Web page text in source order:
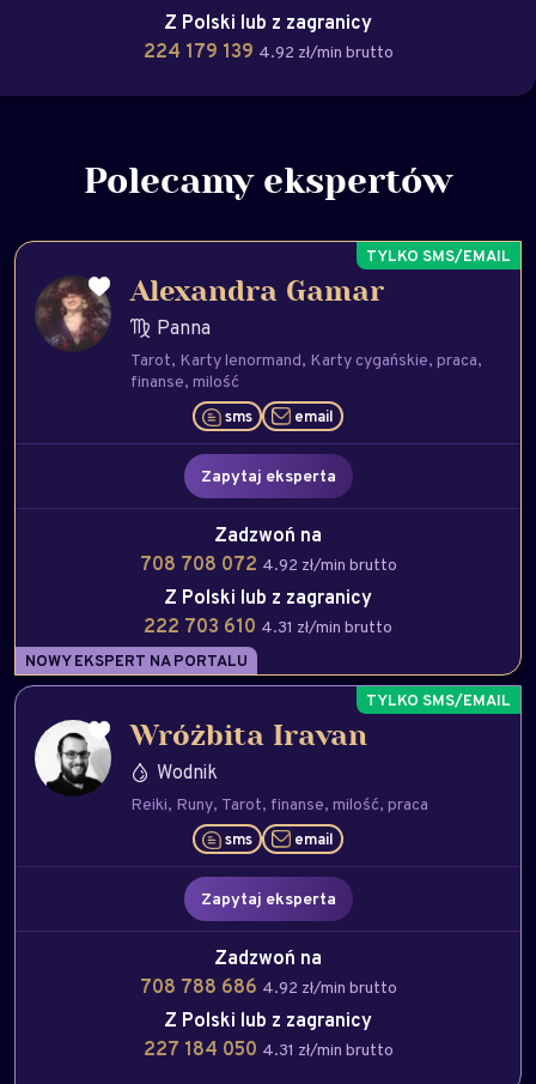
Z Polski lub z zagranicy
224 179 139 4.92 zł/min brutto
Polecamy ekspertów
Alexandra Gamar
Panna
Tarot Karty lenormand Karty cygańskie praca
finanse milość
sms email
Zapytaj eksperta
Zadzwoń na
708 708 072 4.92 zł/min brutto
Z Polski lub z zagranicy
222 703 610 4.31 zł/min brutto
NOWY EKSPERT NA PORTALU
Wróżbita Iravan
Wodnik
Reiki Runy Tarot finanse milość praca
sms email
Zapytaj eksperta
Zadzwoń na
708 788 686 4.92 zł/min brutto
Z Polski lub z zagranicy
227 184 050 4.31 zł/min brutto